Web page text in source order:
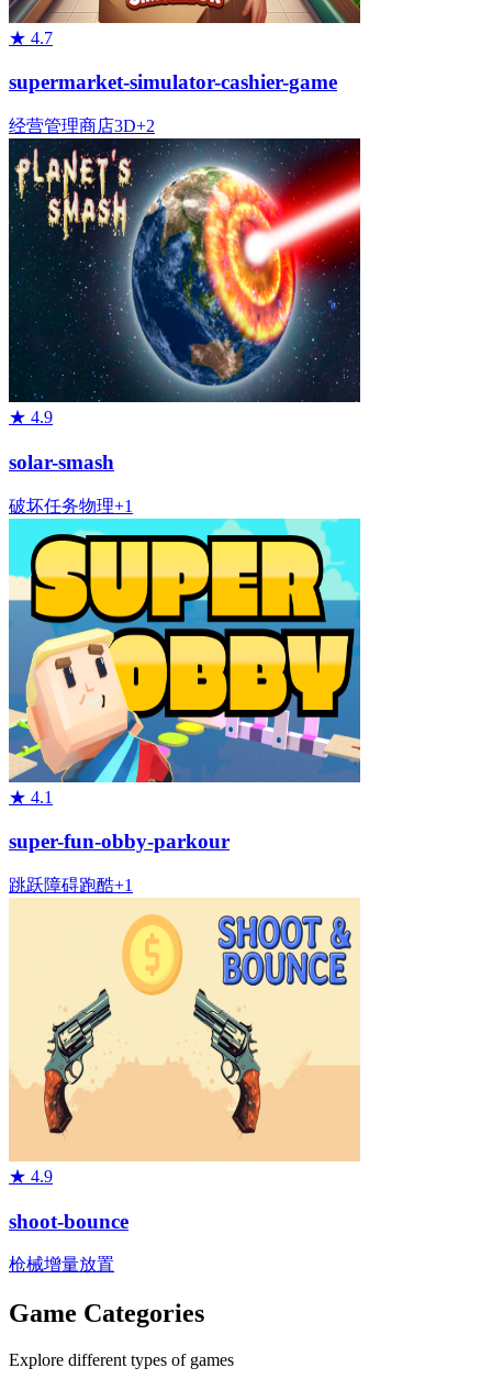
★ 4.7
supermarket-simulator-cashier-game
经营管理商店3D+2
★ 4.9
solar-smash
破坏任务物理+1
★ 4.1
super-fun-obby-parkour
跳跃障碍跑酷+1
★ 4.9
shoot-bounce
枪械增量放置
Game Categories
Explore different types of games